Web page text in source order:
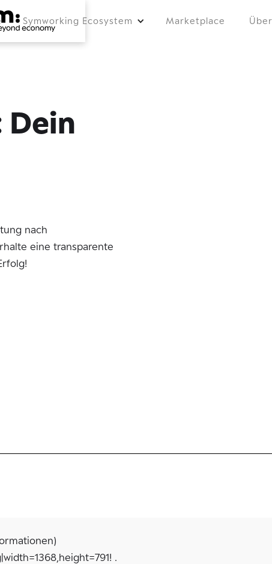
Symworking Ecosystem Marketplace
nach
eine transparente
.